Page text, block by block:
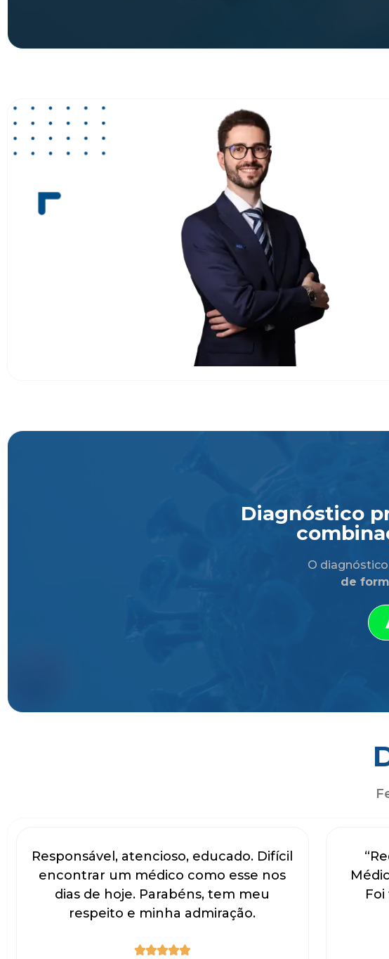
Diagnóstico
O
de
Responsável, atencioso, educado. Difícil
encontrar um médico como esse nos
dias de hoje. Parabéns, tem meu
respeito e minha admiração.
